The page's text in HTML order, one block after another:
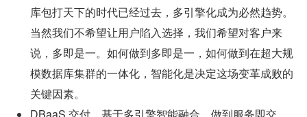
库包打天下的时代已经过去，多引擎化成为必然趋势。
当然我们不希望让用户陷入选择，我们希望对客户来
说，多即是一。如何做到多即是一，如何做到在超大规
模数据库集群的一体化，智能化是决定这场变革成败的
关键因素。